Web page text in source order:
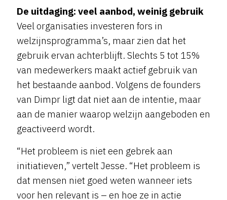
De uitdaging: veel aanbod, weinig gebruik
Veel organisaties investeren fors in
welzijnsprogramma’s, maar zien dat het
gebruik ervan achterblijft. Slechts 5 tot 15%
van medewerkers maakt actief gebruik van
het bestaande aanbod. Volgens de founders
van Dimpr ligt dat niet aan de intentie, maar
aan de manier waarop welzijn aangeboden en
geactiveerd wordt.
“Het probleem is niet een gebrek aan
initiatieven,” vertelt Jesse. “Het probleem is
dat mensen niet goed weten wanneer iets
voor hen relevant is – en hoe ze in actie